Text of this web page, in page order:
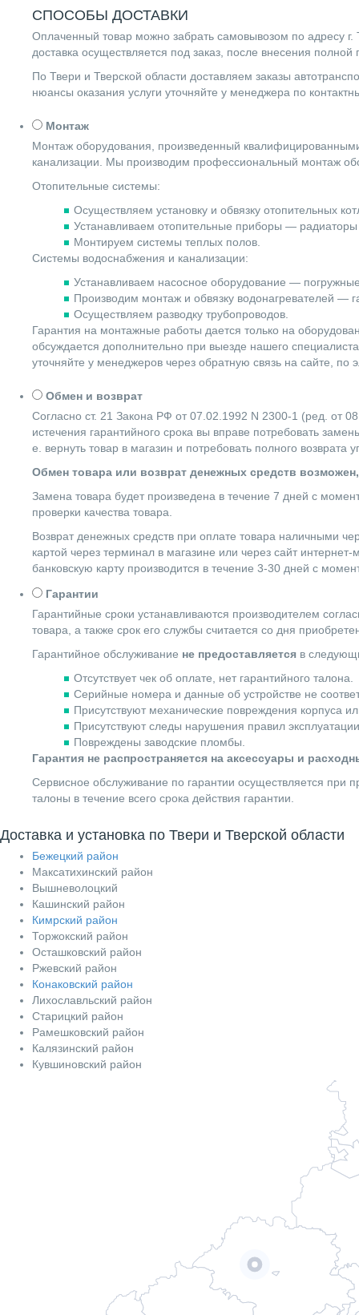
СПОСОБЫ ДОСТАВКИ
Оплаченный товар можно забрать самовывозом по адресу г.
доставка осуществляется под заказ, после внесения полной
По Твери и Тверской области доставляем заказы
нюансы оказания услуги уточняйте у менеджера по
Монтаж
Монтаж оборудования, произведенный
канализации. Мы производим профессиональный монтаж
Отопительные системы:
Осуществляем установку и обвязку отопительных
Устанавливаем отопительные приборы —
Монтируем системы теплых полов.
Системы водоснабжения и канализации:
Устанавливаем насосное оборудование —
Производим монтаж и обвязку водонагревателей —
Осуществляем разводку трубопроводов.
Гарантия на монтажные работы дается только на
обсуждается дополнительно при выезде нашего
уточняйте у менеджеров через обратную связь на сайте,
Обмен и возврат
Согласно ст. 21 Закона РФ от 07.02.1992 N 2300-1 (ред. от
истечения гарантийного срока вы вправе потребовать
е. вернуть товар в магазин и потребовать полного
Обмен товара или возврат денежных средств
Замена товара будет произведена в течение 7 дней с
проверки качества товара.
Возврат денежных средств при оплате товара наличными
картой через терминал в магазине или через сайт
банковскую карту производится в течение 3-30 дней с
Гарантии
Гарантийные сроки устанавливаются производителем
товара, а также срок его службы считается со дня
Гарантийное обслуживание не предоставляется в
Отсутствует чек об оплате, нет гарантийного талона.
Серийные номера и данные об устройстве не
Присутствуют механические повреждения корпуса
Присутствуют следы нарушения правил
Повреждены заводские пломбы.
Гарантия не распространяется на аксессуары и
Сервисное обслуживание по гарантии осуществляется при
талоны в течение всего срока действия гарантии.
Доставка и установка по Твери и Тверской области
Бежецкий район
Максатихинский район
Вышневолоцкий
Кашинский район
Кимрский район
Торжокский район
Осташковский район
Ржевский район
Конаковский район
Лихославльский район
Старицкий район
Рамешковский район
Калязинский район
Кувшиновский район